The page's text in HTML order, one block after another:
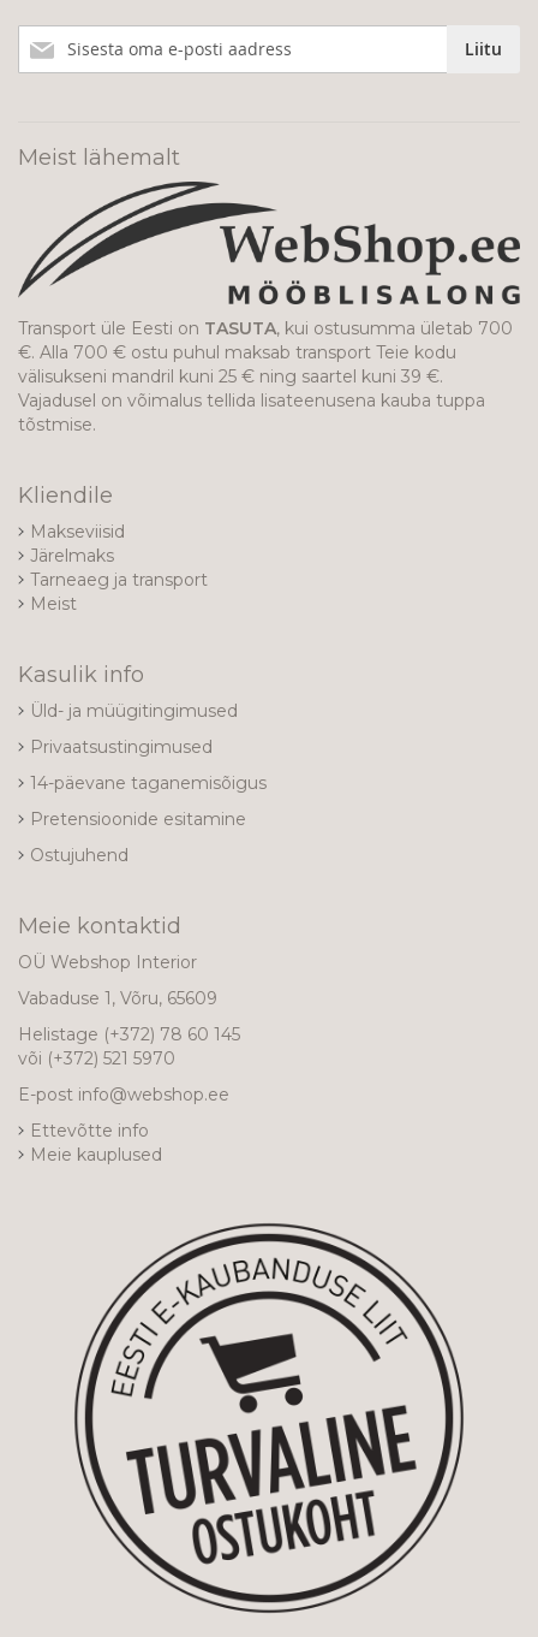
meie
Liitu
Meist lähemalt
Transport üle Eesti on TASUTA, kui ostusumma ületab 700
€. Alla 700 € ostu puhul maksab transport Teie kodu
välisukseni mandril kuni 25 € ning saartel kuni 39 €.
Vajadusel on võimalus tellida lisateenusena kauba tuppa
tõstmise.
Kliendile
Makseviisid
Järelmaks
Tarneaeg ja transport
Meist
Kasulik info
Üld- ja müügitingimused
Privaatsustingimused
14-päevane taganemisõigus
Pretensioonide esitamine
Ostujuhend
Meie kontaktid
OÜ Webshop Interior
Vabaduse 1, Võru, 65609
Helistage (+372) 78 60 145
või (+372) 521 5970
E-post info@webshop.ee
Ettevõtte info
Meie kauplused